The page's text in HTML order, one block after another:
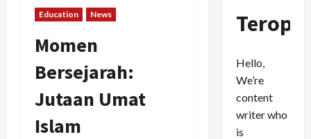
Education News
Momen
Bersejarah:
Jutaan Umat
Islam
Hello,
We’re
content
writer who
is